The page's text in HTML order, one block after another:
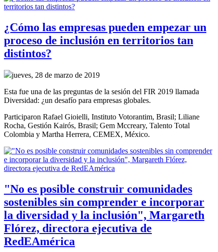
¿Cómo las empresas pueden empezar un
proceso de inclusión en territorios tan
distintos?
jueves, 28 de marzo de 2019
Esta fue una de las preguntas de la sesión del FIR 2019 llamada
Diversidad: ¿un desafío para empresas globales.
Participaron Rafael Gioielli, Instituto Votorantim, Brasil; Liliane
Rocha, Gestión Kairós, Brasil; Gem Mccreary, Talento Total
Colombia y Martha Herrera, CEMEX, México.
"No es posible construir comunidades
sostenibles sin comprender e incorporar
la diversidad y la inclusión", Margareth
Flórez, directora ejecutiva de
RedEAmérica